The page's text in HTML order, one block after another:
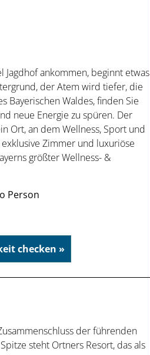
ankommen, beginnt etwas
der Atem wird tiefer, die
Bayerischen Waldes, finden Sie
neue Energie zu spüren. Der
Ort, an dem Wellness, Sport und
Zimmer und luxuriöse
größter Wellness- &
Person
checken »
der führenden
steht Ortners Resort, das als